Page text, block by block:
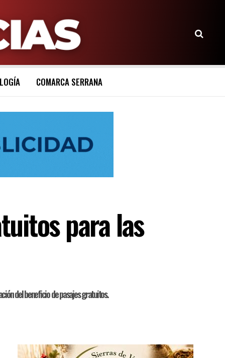
COMARCA SERRANA
para las
del beneficio de pasajes gratuitos.